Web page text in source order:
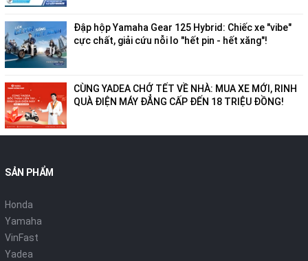
Đập hộp Yamaha Gear 125 Hybrid: Chiếc xe "vibe"
cực chất, giải cứu nỗi lo "hết pin - hết xăng"!
CÙNG YADEA CHỞ TẾT VỀ NHÀ: MUA XE MỚI, RINH
QUÀ ĐIỆN MÁY ĐẲNG CẤP ĐẾN 18 TRIỆU ĐỒNG!
SẢN PHẨM
Honda
Yamaha
VinFast
Yadea